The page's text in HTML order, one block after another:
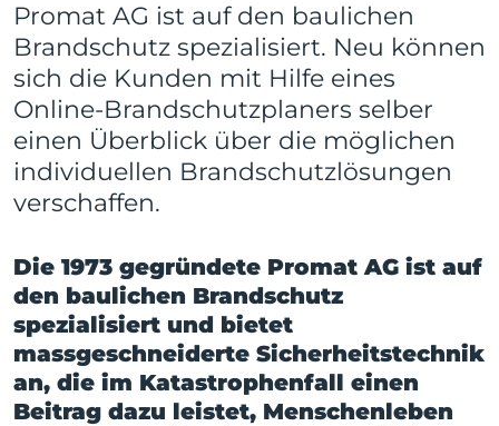
Promat AG ist auf den baulichen
Brandschutz spezialisiert. Neu können
sich die Kunden mit Hilfe eines
Online-Brandschutzplaners selber
einen Überblick über die möglichen
individuellen Brandschutzlösungen
verschaffen.
Die 1973 gegründete Promat AG ist auf
den baulichen Brandschutz
spezialisiert und bietet
massgeschneiderte Sicherheitstechnik
an, die im Katastrophenfall einen
Beitrag dazu leistet, Menschenleben